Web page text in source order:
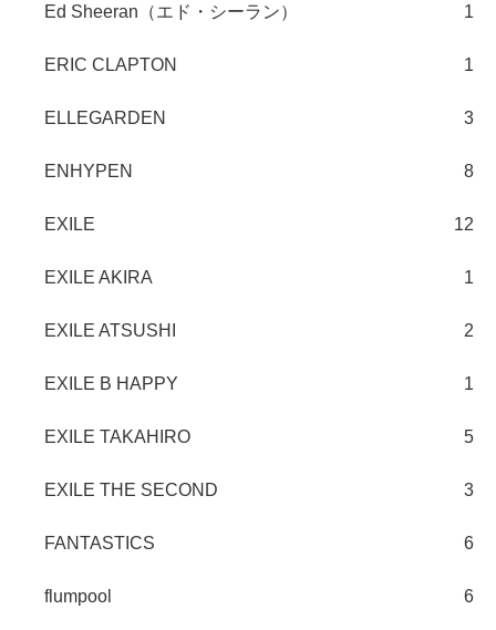
Ed Sheeran（エド・シーラン） 1
ERIC CLAPTON 1
ELLEGARDEN 3
ENHYPEN 8
EXILE 12
EXILE AKIRA 1
EXILE ATSUSHI 2
EXILE B HAPPY 1
EXILE TAKAHIRO 5
EXILE THE SECOND 3
FANTASTICS 6
flumpool 6